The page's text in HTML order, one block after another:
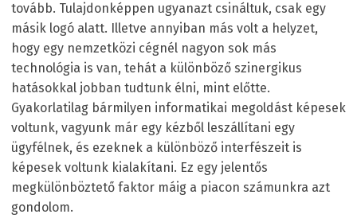
tovább. Tulajdonképpen ugyanazt csináltuk, csak egy
másik logó alatt. Illetve annyiban más volt a helyzet,
hogy egy nemzetközi cégnél nagyon sok más
technológia is van, tehát a különböző szinergikus
hatásokkal jobban tudtunk élni, mint előtte.
Gyakorlatilag bármilyen informatikai megoldást képesek
voltunk, vagyunk már egy kézből leszállítani egy
ügyfélnek, és ezeknek a különböző interfészeit is
képesek voltunk kialakítani. Ez egy jelentős
megkülönböztető faktor máig a piacon számunkra azt
gondolom.